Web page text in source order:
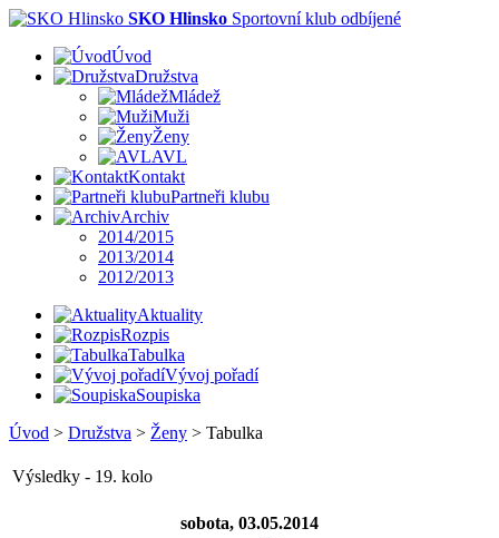
SKO Hlinsko Sportovní klub odbíjené
Úvod
Družstva
Mládež
Muži
Ženy
AVL
Kontakt
Partneři klubu
Archiv
2014/2015
2013/2014
2012/2013
Aktuality
Rozpis
Tabulka
Vývoj pořadí
Soupiska
Úvod > Družstva > Ženy > Tabulka
Výsledky - 19. kolo
sobota, 03.05.2014